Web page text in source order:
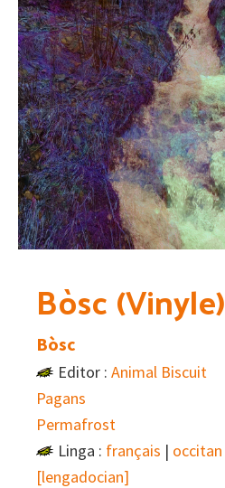
Bòsc (Vinyle)
Bòsc
Editor : Animal Biscuit
Pagans
Permafrost
Linga : français | occitan
[lengadocian]